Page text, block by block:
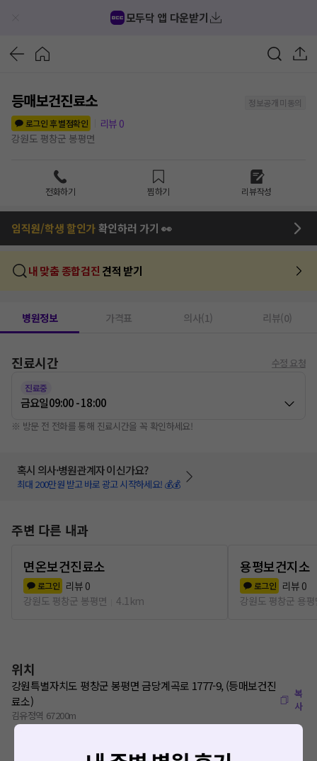
모두닥 앱 다운받기
등매보건진료소
정보공개 미동의
로그인 후 별점확인
리뷰 0
강원도 평창군 봉평면
전화하기 찜하기 리뷰작성
임직원/학생 할인가확인하러 가기 👀
내 맞춤 종합검진 견적 받기
병원정보 가격표 의사(1) 리뷰(0)
진료시간 수정 요청
진료중
금요일09:00 - 18:00
※ 방문 전 전화를 통해 진료시간을 꼭 확인하세요!
혹시 의사·병원관계자 이신가요?
최대 200만원 받고 바로 광고 시작하세요! 💰💰
주변 다른 내과
면온보건진료소
로그인 리뷰 0
강원도 평창군 봉평면
4.1km
용평보건지소
로그인 리뷰 0
강원도 평창군 용
위치
강원특별자치도 평창군 봉평면 금당계곡로 1777-9, (등매보건진
료소)
김유정역 67200m
복
사